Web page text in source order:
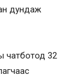
дундаж
чатботод 32